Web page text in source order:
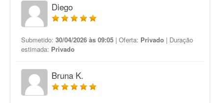
Diego
Submetido: 30/04/2026 às 09:05 | Oferta: Privado | Duração
estimada: Privado
Bruna K.